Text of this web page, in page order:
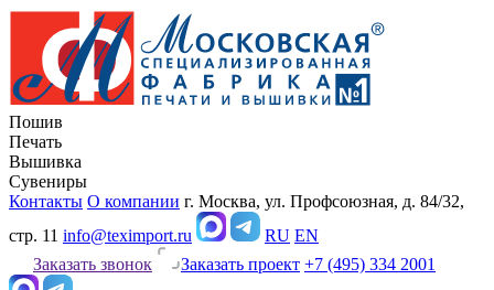
Пошив
Печать
Вышивка
Сувениры
Контакты О компании г. Москва, ул. Профсоюзная, д. 84/32,
стр. 11 info@teximport.ru RU EN
Заказать звонок
Заказать проект +7 (495) 334 2001